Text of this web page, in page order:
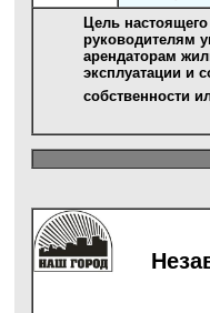
Цель
руководителям
арендаторам
эксплуатации и
собственности